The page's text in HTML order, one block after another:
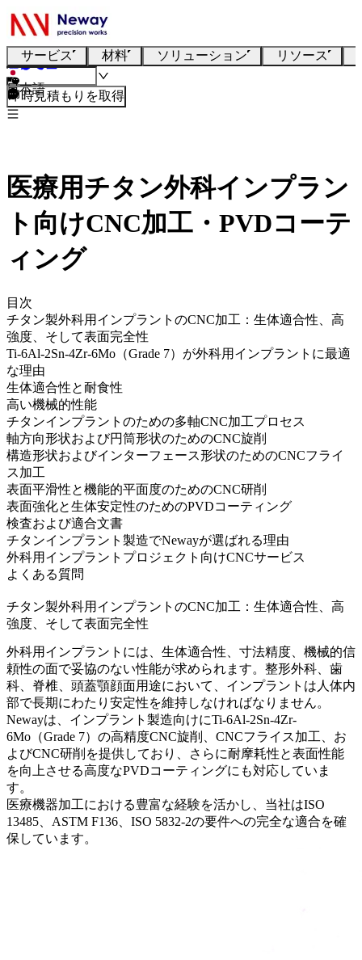
サービス 材料 ソリューション リソース
日本語
即時見積もりを取得
医療用チタン外科インプラン
ト向けCNC加工・PVDコーテ
ィング
目次
チタン製外科用インプラントのCNC加工：生体適合性、高
強度、そして表面完全性
Ti-6Al-2Sn-4Zr-6Mo（Grade 7）が外科用インプラントに最適
な理由
生体適合性と耐食性
高い機械的性能
チタンインプラントのための多軸CNC加工プロセス
軸方向形状および円筒形状のためのCNC旋削
構造形状およびインターフェース形状のためのCNCフライ
ス加工
表面平滑性と機能的平面度のためのCNC研削
表面強化と生体安定性のためのPVDコーティング
検査および適合文書
チタンインプラント製造でNewayが選ばれる理由
外科用インプラントプロジェクト向けCNCサービス
よくある質問
チタン製外科用インプラントのCNC加工：生体適合性、高
強度、そして表面完全性
外科用インプラントには、生体適合性、寸法精度、機械的信
頼性の面で妥協のない性能が求められます。整形外科、歯
科、脊椎、頭蓋顎顔面用途において、インプラントは人体内
部で長期にわたり安定性を維持しなければなりません。
Newayは、インプラント製造向けにTi-6Al-2Sn-4Zr-
6Mo（Grade 7）の高精度CNC旋削 CNCフライス加工 、お
よびCNC研削 を提供しており、さらに耐摩耗性と表面性能
を向上させる高度なPVDコーティングにも対応していま
す。
医療機器加工における豊富な経験を活かし、当社はISO
13485、ASTM F136、ISO 5832-2の要件への完全な適合を確
保しています。